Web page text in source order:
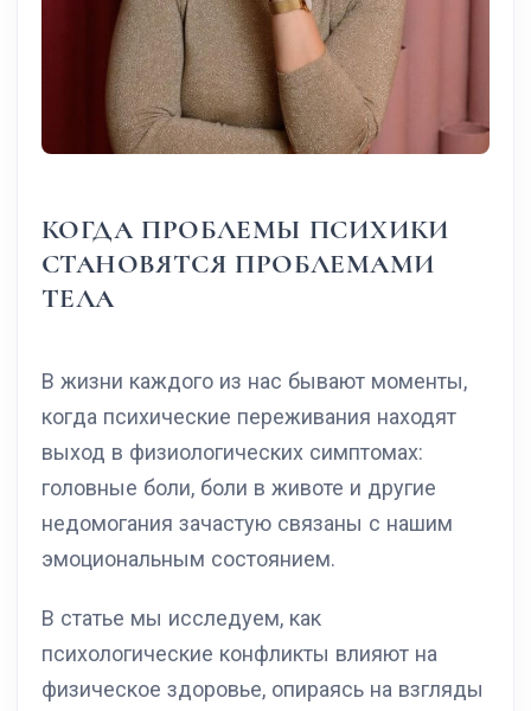
КОГДА ПРОБЛЕМЫ ПСИХИКИ
СТАНОВЯТСЯ ПРОБЛЕМАМИ
ТЕЛА
В жизни каждого из нас бывают моменты,
когда психические переживания находят
выход в физиологических симптомах:
головные боли, боли в животе и другие
недомогания зачастую связаны с нашим
эмоциональным состоянием.
В статье мы исследуем, как
психологические конфликты влияют на
физическое здоровье, опираясь на взгляды